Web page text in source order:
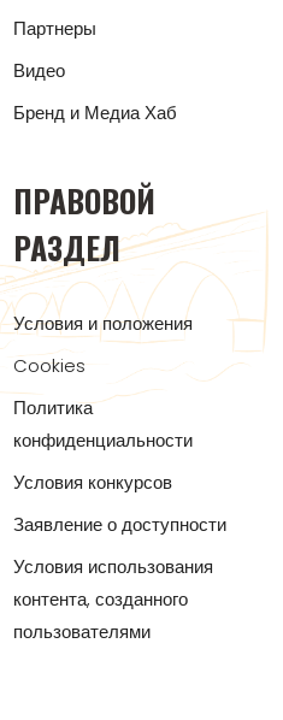
Партнеры
Видео
Бренд и Медиа Хаб
ПРАВОВОЙ
РАЗДЕЛ
Условия и положения
Cookies
Политика
конфиденциальности
Условия конкурсов
Заявление о доступности
Условия использования
контента, созданного
пользователями